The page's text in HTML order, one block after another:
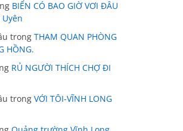
BIỂN CÓ BAO GIỜ VƠI ĐÂU
trong THAM QUAN PHÒNG
HỒNG.
RỦ NGƯỜI THÍCH CHỢ ĐI
trong VỚI TÔI-VĨNH LONG